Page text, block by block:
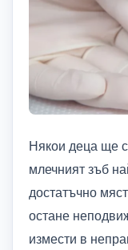
Някои деца ще
млечният зъб
достатъчно
остане
измести в